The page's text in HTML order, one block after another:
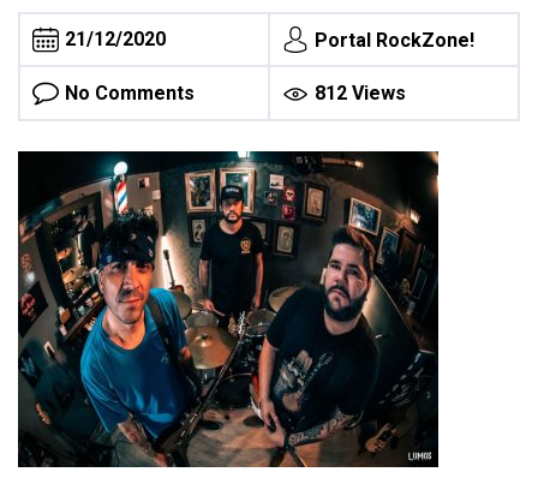
21/12/2020 Portal RockZone!
No Comments 812 Views